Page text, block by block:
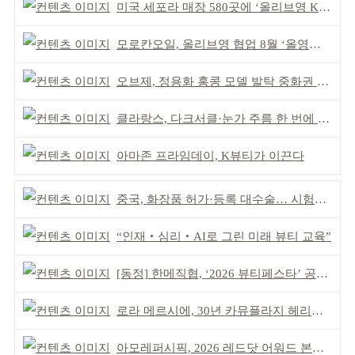
미국 세포라 매장 580곳에 ‘올리브영 K뷰티에딧’ 론칭
모로칸오일, 올리브영 협업 8월 ‘올영픽’ 선정
오브제, 정용화 홍콩 모델 발탁 중화권 공략 강화
클라랑스, 다크서클·눈가 주름 한 번에 더블 케어
아마존 프라임데이, K뷰티가 이끈다
중국, 화장품 허가·등록 대수술… 시험자료 공용 허용
“인재‧심리‧AI로 그린 미래 뷰티 교육”
[동정] 한메직협, ‘2026 뷰티페스타’ 공동 주최
로라 메르시에, 30년 카뮤플라지 헤리티지 담아
아모레퍼시픽, 2026 레드닷 어워드 본상 2개 수상